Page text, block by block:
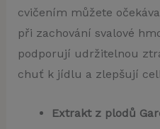
cvičením můžete
při zachování svalové
podporují udržitelnou
chuť k jídlu a zlepšují
Extrakt z plodů